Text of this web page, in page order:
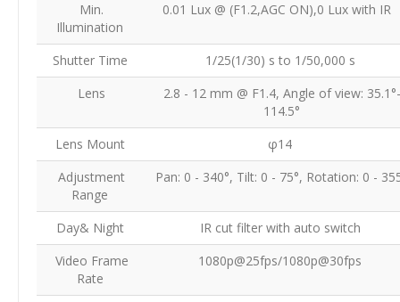
Min.
Illumination
0.01 Lux @ (F1.2,AGC ON),0 Lux with
Shutter Time
1/25(1/30) s to 1/50,000 s
Lens
2.8 - 12 mm @ F1.4, Angle of view: 35.1°-
114.5°
Lens Mount
φ14
Adjustment
Range
Pan: 0 - 340°, Tilt: 0 - 75°, Rotation: 0 -
Day& Night
IR cut filter with auto switch
Video Frame
Rate
1080p@25fps/1080p@30fps